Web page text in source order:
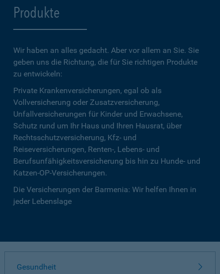
Produkte
Wir haben an alles gedacht. Aber vor allem an Sie. Sie
geben uns die Richtung, die für Sie richtigen Produkte
zu entwickeln:
Private Krankenversicherungen, egal ob als
Vollversicherung oder Zusatzversicherung,
Unfallversicherungen für Kinder und Erwachsene,
Schutz rund um Ihr Haus und Ihren Hausrat, über
Rechtsschutzversicherung, Kfz- und
Reiseversicherungen, Renten-, Lebens- und
Berufsunfähigkeitsversicherung bis hin zu Hunde- und
Katzen-OP-Versicherungen.
Die Versicherungen der Barmenia: Wir helfen Ihnen in
jeder Lebenslage
Gesundheit